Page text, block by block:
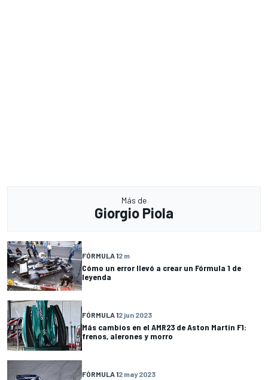
Más de
Giorgio Piola
FÓRMULA 12 m
Cómo un error llevó a crear un Fórmula 1 de
leyenda
FÓRMULA 12 jun 2023
Más cambios en el AMR23 de Aston Martin F1:
frenos, alerones y morro
FÓRMULA 12 may 2023